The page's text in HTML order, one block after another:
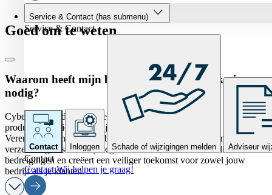
Service & Contact (has submenu)
Service & Contact
Contact Inloggen Schade of wijzigingen melden Adviseur
Contact
ContactWij helpen je graag!
Goed om te weten
Waarom heeft mijn bedrijf een Cyberverzekering
nodig?
Cyberveiligheid is net zo essentieel voor jouw bedrijf als de
producten en diensten die je aanbiedt. Als lid van RAI
Vereniging, ben je gebaat bij een stevige Cyberverzekering. Deze
verzekering beschermt je tegen financiële risico's van online
bedreigingen en creëert een veiliger toekomst voor zowel jouw
bedrijf als je klanten.